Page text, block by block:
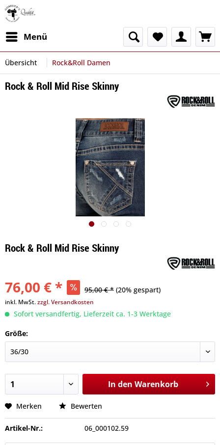
Menü
Übersicht Rock&Roll Damen
Rock & Roll Mid Rise Skinny
Rock & Roll Mid Rise Skinny
76,00 € * 95,00 € * (20% gespart)
inkl. MwSt.zzgl. Versandkosten
Sofort versandfertig, Lieferzeit ca. 1-3 Werktage
Größe:
In den Warenkorb
Merken Bewerten
Artikel-Nr.: 06_000102.59